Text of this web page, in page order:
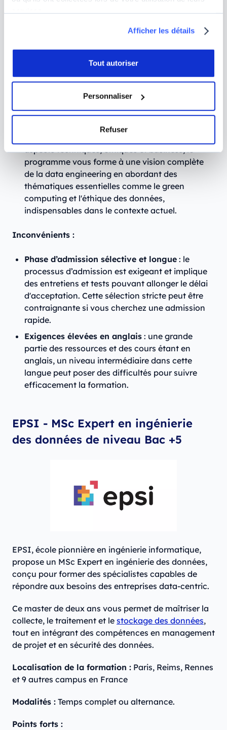
Afficher les détails
Tout autoriser
Personnaliser
Refuser
permet de poursuivre votre formation sans souci
Environnement multiculturel :
propose des programmes bilingues, vous
permettant de renforcer vos compétences
interculturelles et de mieux vous préparer pour
aspects techniques, éthiques et business, le
programme vous forme à une vision complète
de la data engineering en abordant des
thématiques essentielles comme le green
computing et l'éthique des données,
indispensables dans le contexte actuel.
Inconvénients :
Phase d’admission sélective et longue : le
processus d’admission est exigeant et implique
des entretiens et tests pouvant allonger le délai
d'acceptation. Cette sélection stricte peut être
contraignante si vous cherchez une admission
rapide.
Exigences élevées en anglais : une grande
partie des ressources et des cours étant en
anglais, un niveau intermédiaire dans cette
langue peut poser des difficultés pour suivre
efficacement la formation.
EPSI - MSc Expert en ingénierie
des données de niveau Bac +5
EPSI, école pionnière en ingénierie informatique,
propose un MSc Expert en ingénierie des données,
conçu pour former des spécialistes capables de
répondre aux besoins des entreprises data-centric.
Ce master de deux ans vous permet de maîtriser la
collecte, le traitement et le stockage des données,
tout en intégrant des compétences en management
de projet et en sécurité des données.
Localisation de la formation : Paris, Reims, Rennes
et 9 autres campus en France
Modalités : Temps complet ou alternance.
Points forts :